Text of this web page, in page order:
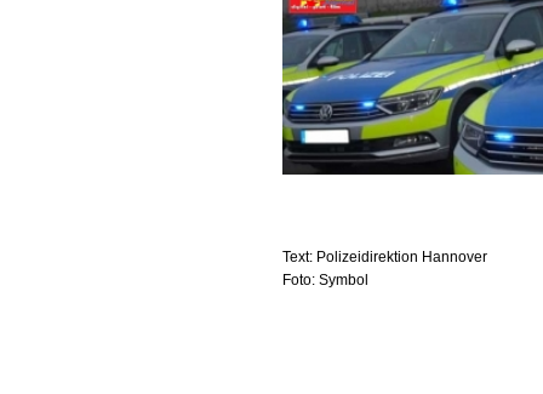
Text: Polizeidirektion Hannover
Foto: Symbol